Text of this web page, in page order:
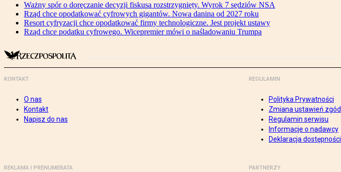
Ważny spór o doręczanie decyzji fiskusa rozstrzygnięty. Wyrok 7 sędziów NSA
Rząd chce opodatkować cyfrowych gigantów. Nowa danina od 2027 roku
Resort cyfryzacji chce opodatkować firmy technologiczne. Jest projekt ustawy
Rząd chce podatku cyfrowego. Wicepremier mówi o naśladowaniu Trumpa
KONTAKT
O nas
Kontakt
Napisz do nas
REGULAMIN
Polityka Prywatności
Zmiana ustawień zgód
Regulamin serwisu
Informacje o nadawcy
Deklaracja dostępności
REKLAMA I PRENUMERATA PARTNERZY